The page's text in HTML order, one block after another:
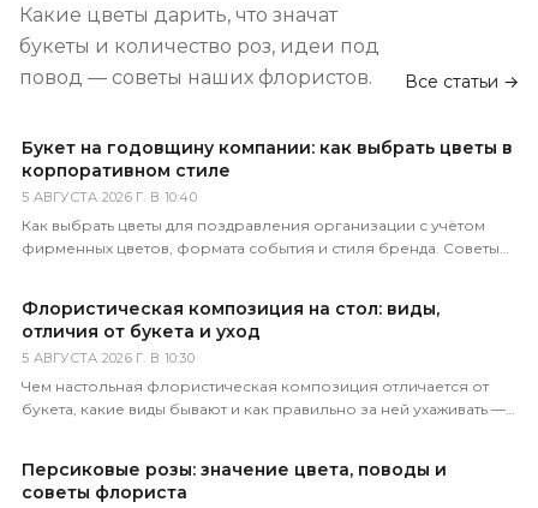
Какие цветы дарить, что значат
букеты и количество роз, идеи под
повод — советы наших флористов.
Все статьи →
Букет на годовщину компании: как выбрать цветы в
корпоративном стиле
5 АВГУСТА 2026 Г. В 10:40
Как выбрать цветы для поздравления организации с учётом
фирменных цветов, формата события и стиля бренда. Советы
Флористическая композиция на стол: виды,
отличия от букета и уход
5 АВГУСТА 2026 Г. В 10:30
Чем настольная флористическая композиция отличается от
букета, какие виды бывают и как правильно за ней ухаживать —
Персиковые розы: значение цвета, поводы и
советы флориста